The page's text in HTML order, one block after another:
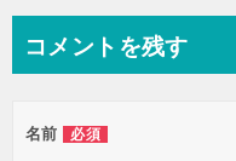
ビ
ー
コメントを残す
名前 必須